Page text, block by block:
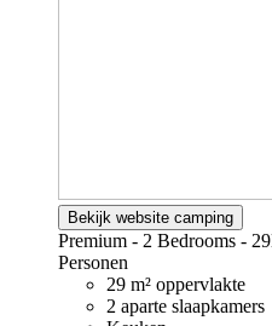
Bekijk website camping
Premium - 2 Bedrooms -
Personen
29 m² oppervlakte
2 aparte slaapkamers